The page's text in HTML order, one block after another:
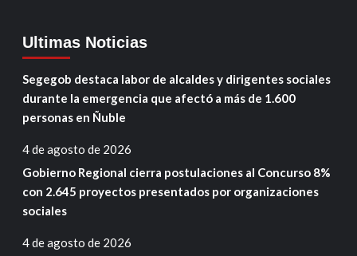
Ultimas Noticias
Segegob destaca labor de alcaldes y dirigentes sociales
durante la emergencia que afectó a más de 1.600
personas en Ñuble
4 de agosto de 2026
Gobierno Regional cierra postulaciones al Concurso 8%
con 2.645 proyectos presentados por organizaciones
sociales
4 de agosto de 2026